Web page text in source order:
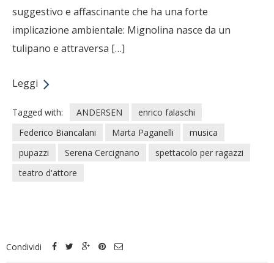
suggestivo e affascinante che ha una forte
implicazione ambientale: Mignolina nasce da un
tulipano e attraversa […]
Leggi
Tagged with: ANDERSEN
enrico falaschi
Federico Biancalani
Marta Paganelli
musica
pupazzi
Serena Cercignano
spettacolo per ragazzi
teatro d'attore
Condividi